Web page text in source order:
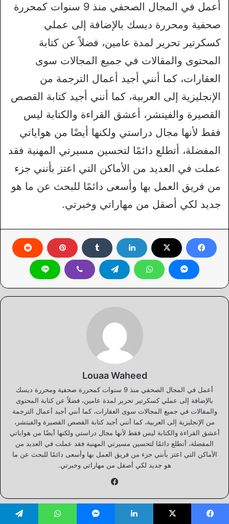
أعمل في المجال الصحفي منذ 9 سنوات كمحررة
صحفية ومحررة ديسك بالإضافة إلى عملي
كسكرتير تحرير لمدة عامين، فضلاً عن كتابة
المحتوى والمقالات في جميع المجالات سوى
العقارات، كما أنني أجيد أعمال الترجمة من
الإنجليزية إلى العربية، كما أنني أجيد كتابة القصص
القصيرة والفيتشر، أعشق القراءة والكتابة ليس
فقط لأنها مجال دراستي ولكنها أيضًا من هواياتي
المفضلة، أتطلع دائمًا لتحسين مسيرتي المهنية فقد
عملت في العديد من الأماكن التي اعتز بأنني جزء
من فريق العمل بها وأسعى دائمًا للبحث عن ما هو
جديد لكي أصقل من مهاراتي وخبرتي.
Louaa Waheed
أعمل في المجال الصحفي منذ 9 سنوات كمحررة صحفية ومحررة ديسك
بالإضافة إلى عملي كسكرتير تحرير لمدة عامين، فضلاً عن كتابة المحتوى
والمقالات في جميع المجالات سوى العقارات، كما أنني أجيد أعمال الترجمة
من الإنجليزية إلى العربية، كما أنني أجيد كتابة القصص القصيرة والفيتشر،
أعشق القراءة والكتابة ليس فقط لأنها مجال دراستي ولكنها أيضًا من هواياتي
المفضلة، أتطلع دائمًا لتحسين مسيرتي المهنية فقد عملت في العديد من
الأماكن التي اعتز بأنني جزء من فريق العمل بها وأسعى دائمًا للبحث عن ما
هو جديد لكي أصقل من مهاراتي وخبرتي.